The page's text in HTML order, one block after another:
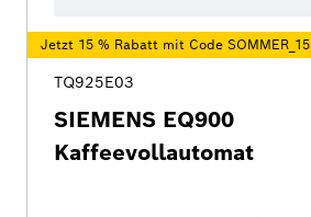
Jetzt 15 % Rabatt mit Code SOMMER_15
TQ925E03
SIEMENS EQ900
Kaffeevollautomat